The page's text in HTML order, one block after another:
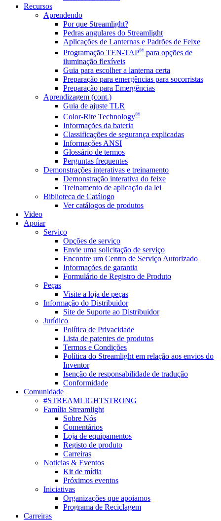
Recursos
Aprendendo
Por que Streamlight?
Pedras angulares do Streamlight
Aplicações de Lanternas e Padrões de Feixe
Programação TEN-TAP® para opções de
iluminação flexíveis
Guia para escolher a lanterna certa
Preparação para emergências para socorristas
Preparação para Emergências
Aprendizagem (cont.)
Guia de ajuste TLR
Color-Rite Technology®
Informações da bateria
Classificações de segurança explicadas
Informações ANSI
Glossário de termos
Perguntas frequentes
Demonstrações interativas e treinamento
Demonstração interativa do feixe
Treinamento de aplicação da lei
Biblioteca de Catálogo
Ver catálogos de produtos
Video
Apoiar
Serviço
Opções de serviço
Envie uma solicitação de serviço
Encontre um Centro de Serviço Autorizado
Informações de garantia
Formulário de Registro de Produto
Peças
Visite a loja de peças
Informação do Distribuidor
Site de Suporte ao Distribuidor
Jurídico
Política de Privacidade
Lista de patentes de produtos
Termos e Condições
Política do Streamlight em relação aos envios do
Inventor
Isenção de responsabilidade de tradução
Conformidade
Comunidade
#STREAMLIGHTSTRONG
Família Streamlight
Sobre Nós
Comentários
Loja de equipamentos
Registo de produto
Carreiras
Noticias & Eventos
Kit de mídia
Próximos eventos
Iniciativas
Organizações que apoiamos
Programa de Reciclagem
Carreiras